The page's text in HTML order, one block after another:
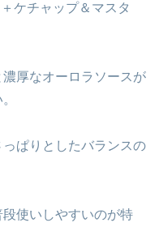
ケチャップ＆マスタ
厚なオーロラソースが
ぱりとしたバランスの
使いしやすいのが特